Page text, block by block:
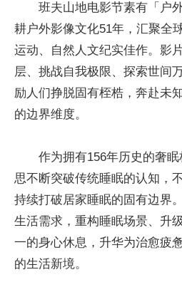
班夫山地电影节素有「户
耕户外影像文化51年，汇聚全
运动、自然人文纪实佳作。影
层、挑战自我极限、探索世间
励人们挣脱固有桎梏，奔赴未
的边界维度。
作为拥有156年历史的奢
思不断突破传统睡眠的认知，
持续打破居家睡眠的固有边界
生活需求，重构睡眠场景、升
一的身心休息，升华为治愈疲
的生活新境。